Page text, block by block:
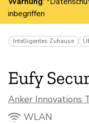
inbegriffen
Intelligentes Zuhause
Eufy
Anker Innovations
WLAN